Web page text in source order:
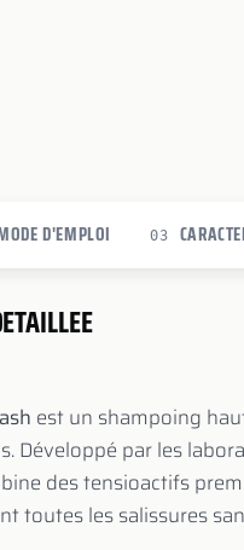
D'EMPLOI 03
est un shampoing
Développé par les
des tensioactifs
toutes les salissures